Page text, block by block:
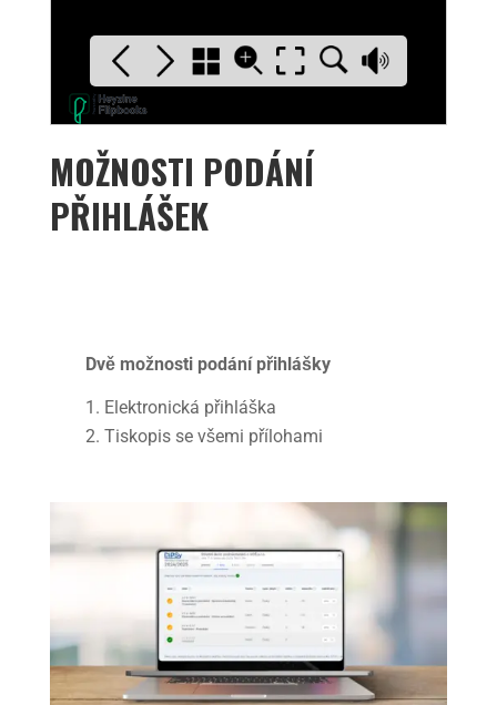
MOŽNOSTI PODÁNÍ
PŘIHLÁŠEK
Dvě možnosti podání přihlášky
Elektronická přihláška
Tiskopis se všemi přílohami